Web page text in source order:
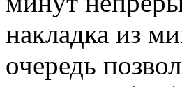
накладка из
очередь